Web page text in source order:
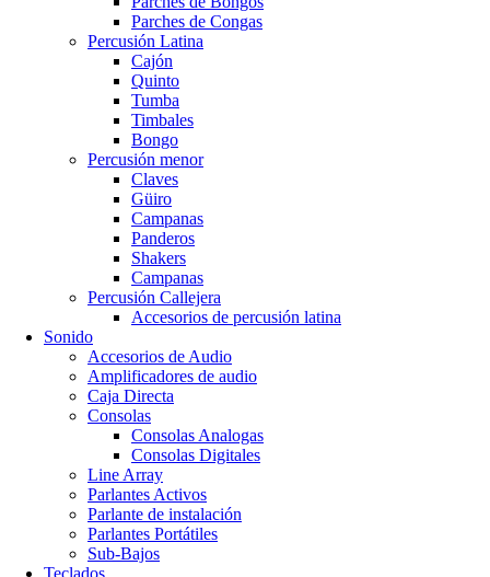
Parches de Congas
Percusión Latina
Cajón
Quinto
Tumba
Timbales
Bongo
Percusión menor
Claves
Güiro
Campanas
Panderos
Shakers
Campanas
Percusión Callejera
Accesorios de percusión latina
Sonido
Accesorios de Audio
Amplificadores de audio
Caja Directa
Consolas
Consolas Analogas
Consolas Digitales
Line Array
Parlantes Activos
Parlante de instalación
Parlantes Portátiles
Sub-Bajos
Teclados